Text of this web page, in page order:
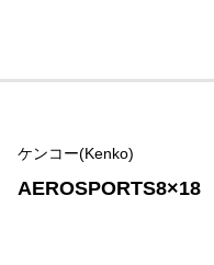
ケンコー(Kenko)
AEROSPORTS8×18